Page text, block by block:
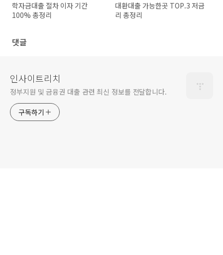
학자금대출 절차 이자 기간
100% 총정리
대환대출 가능한곳 TOP.3 저금
리 총정리
댓글
인사이트리치
정부지원 및 금융권 대출 관련 최신 정보를 전달합니다.
구독하기